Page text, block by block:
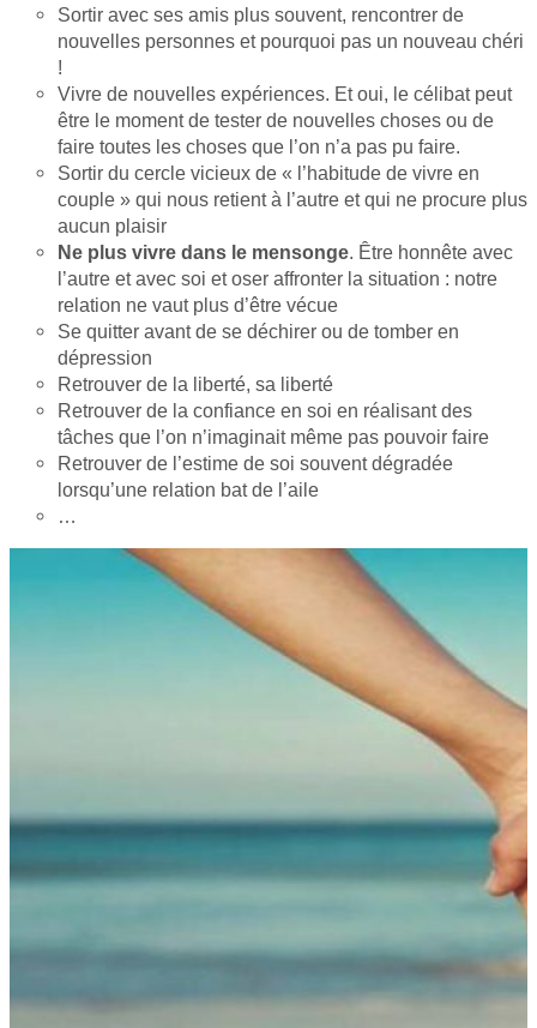
Sortir avec ses amis plus souvent, rencontrer de
nouvelles personnes et pourquoi pas un nouveau chéri
!
Vivre de nouvelles expériences. Et oui, le célibat peut
être le moment de tester de nouvelles choses ou de
faire toutes les choses que l’on n’a pas pu faire.
Sortir du cercle vicieux de « l’habitude de vivre en
couple » qui nous retient à l’autre et qui ne procure plus
aucun plaisir
Ne plus vivre dans le mensonge. Être honnête avec
l’autre et avec soi et oser affronter la situation : notre
relation ne vaut plus d’être vécue
Se quitter avant de se déchirer ou de tomber en
dépression
Retrouver de la liberté, sa liberté
Retrouver de la confiance en soi en réalisant des
tâches que l’on n’imaginait même pas pouvoir faire
Retrouver de l’estime de soi souvent dégradée
lorsqu’une relation bat de l’aile
…